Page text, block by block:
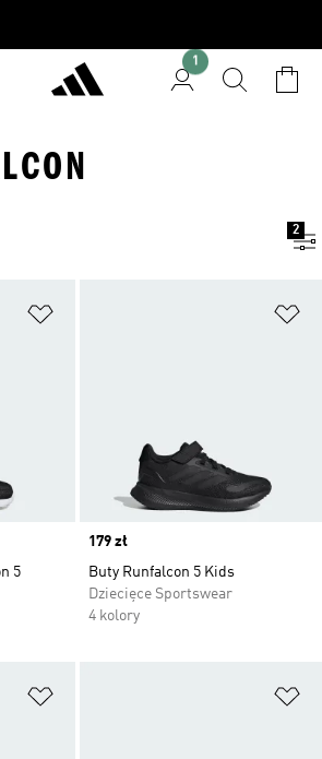
1
2
5
Price
179 zł
Buty Runfalcon 5 Kids
Dziecięce Sportswear
4 kolory